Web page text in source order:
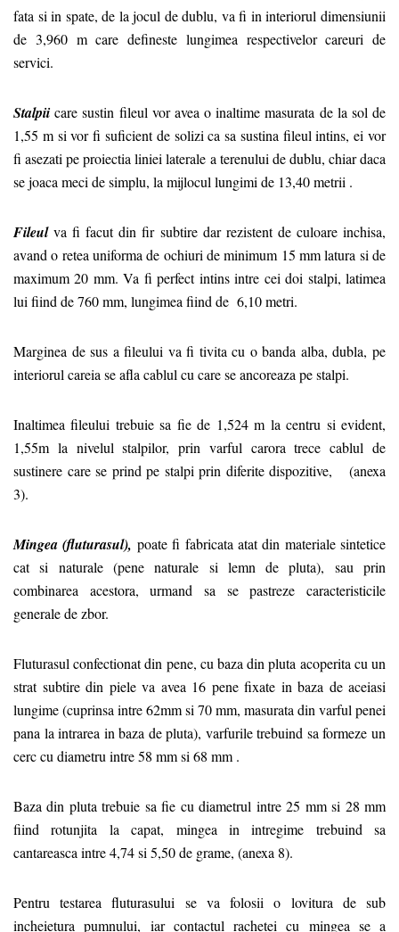
fata si in spate, de la jocul de dublu, va fi in interiorul dimensiunii
de 3,960 m care defineste lungimea respectivelor careuri de
servici.
Stalpii care sustin fileul vor avea o inaltime masurata de la sol de
1,55 m si vor fi suficient de solizi ca sa sustina fileul intins, ei vor
fi asezati pe proiectia liniei laterale a terenului de dublu, chiar daca
se joaca meci de simplu, la mijlocul lungimi de 13,40 metrii .
Fileulva fi facut din fir subtire dar rezistent de culoare inchisa,
avand o retea uniforma de ochiuri de minimum 15 mm latura si de
maximum 20 mm. Va fi perfect intins intre cei doi stalpi, latimea
lui fiind de 760 mm, lungimea fiind de 6,10 metri.
Marginea de sus a fileului va fi tivita cu o banda alba, dubla, pe
interiorul careia se afla cablul cu care se ancoreaza pe stalpi.
Inaltimea fileului trebuie sa fie de 1,524 m la centru si evident,
1,55m la nivelul stalpilor, prin varful carora trece cablul de
sustinere care se prind pe stalpi prin diferite dispozitive, (anexa
3).
Mingea (fluturasul), poate fi fabricata atat din materiale sintetice
cat si naturale (pene naturale si lemn de pluta), sau prin
combinarea acestora, urmand sa se pastreze caracteristicile
generale de zbor.
Fluturasul confectionat din pene, cu baza din pluta acoperita cu un
strat subtire din piele va avea 16 pene fixate in baza de aceiasi
lungime (cuprinsa intre 62mm si 70 mm, masurata din varful penei
pana la intrarea in baza de pluta), varfurile trebuind sa formeze un
cerc cu diametru intre 58 mm si 68 mm .
Baza din pluta trebuie sa fie cu diametrul intre 25 mm si 28 mm
fiind rotunjita la capat, mingea in intregime trebuind sa
cantareasca intre 4,74 si 5,50 de grame, (anexa 8).
Pentru testarea fluturasului se va folosii o lovitura de sub
incheietura pumnului, iar contactul rachetei cu mingea se a